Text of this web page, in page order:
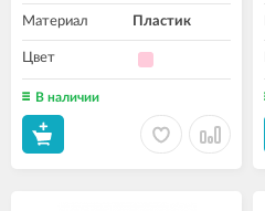
Материал Пластик
Цвет
В наличии